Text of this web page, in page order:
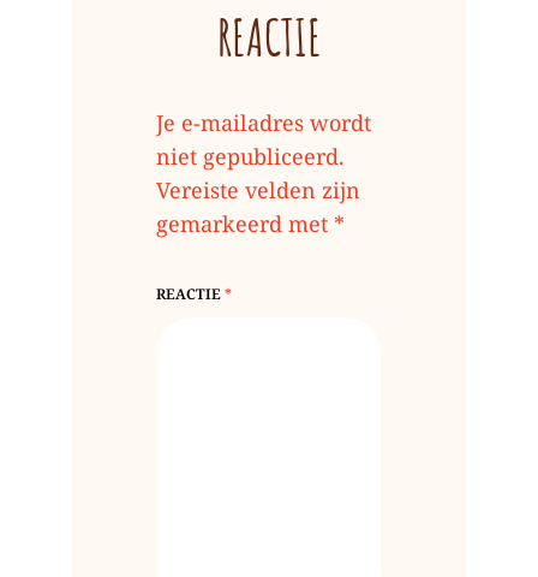
REACTIE
Je e-mailadres wordt
niet gepubliceerd.
Vereiste velden zijn
gemarkeerd met *
REACTIE*